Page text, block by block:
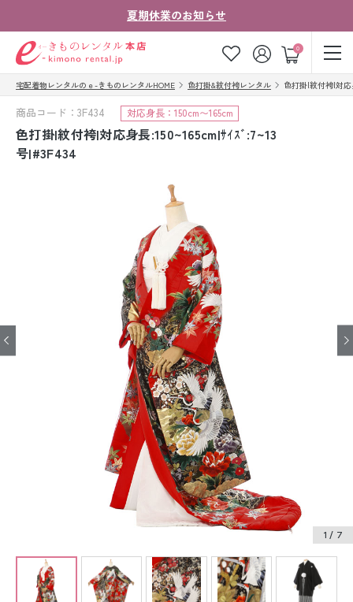
夏期休業のお知らせ
0
ゲスト
お気に入り ログイン カート
ご注文の流れ
会社案内
法人・グループの
お客様はこちら
訪問着・付下げレンタル
ジュニア着物レンタル
ジュニア洋装レンタル
宅配着物レンタルのｅ-きものレンタルHOME 色打掛&紋付袴レンタル 色打掛|紋付袴|対応
商品コード：3F434 対応身長：150cm〜165cm
色打掛|紋付袴|対応身長:150~165cm|ｻｲｽﾞ:7~13
号|#3F434
1 / 7